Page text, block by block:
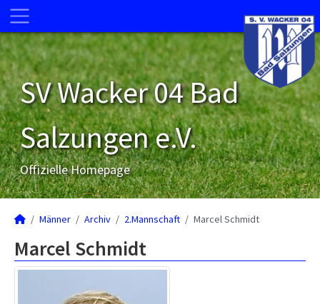
SV Wacker 04 Bad
Salzungen e.V.
Offizielle Homepage
Männer Archiv 2.Mannschaft Marcel Schmidt
Marcel Schmidt